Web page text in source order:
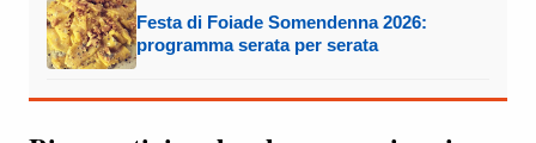
Festa di Foiade Somendenna 2026:
programma serata per serata